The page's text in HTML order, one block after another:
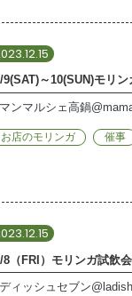
ンマルシェ高鍋
お店のモリンガ 催事
ィッシュセブン